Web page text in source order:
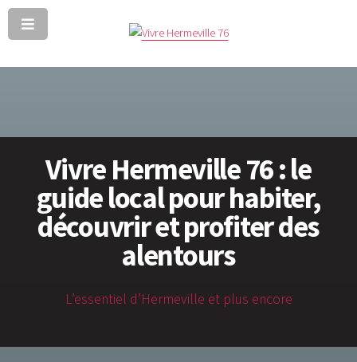
Vivre Hermeville 76 : le
guide local pour habiter,
découvrir et profiter des
alentours
L’essentiel d’Hermeville et plus encore